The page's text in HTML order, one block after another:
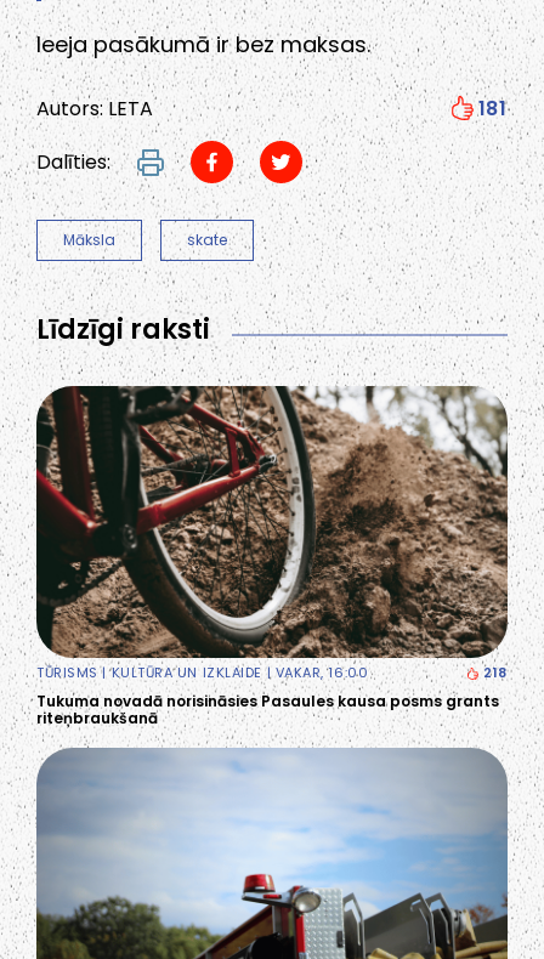
Ieeja pasākumā ir bez maksas.
Autors: LETA
181
Dalīties:
Māksla skate
Līdzīgi raksti
TŪRISMS|KULTŪRA UN IZKLAIDE| VAKAR, 16:00 218
Tukuma novadā norisināsies Pasaules kausa posms grants
riteņbraukšanā